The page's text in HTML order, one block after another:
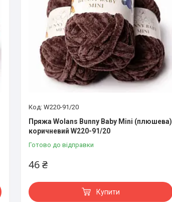
W220-91/20
Пряжа Wolans Bunny Baby Mini (плюшева)
коричневий W220-91/20
Готово до відправки
46 ₴
Купити